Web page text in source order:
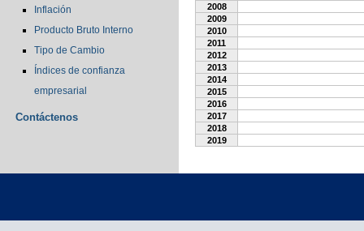
Inflación
Producto Bruto Interno
Tipo de Cambio
Índices de confianza
empresarial
Contáctenos
2008
2009
2010
2011
2012
2013
2014
2015
2016
2017
2018
2019